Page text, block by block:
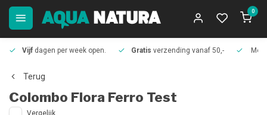
0
Vijf dagen per week open. Gratis verzending vanaf 50,-
Terug
Colombo Flora Ferro Test
Vergelijk